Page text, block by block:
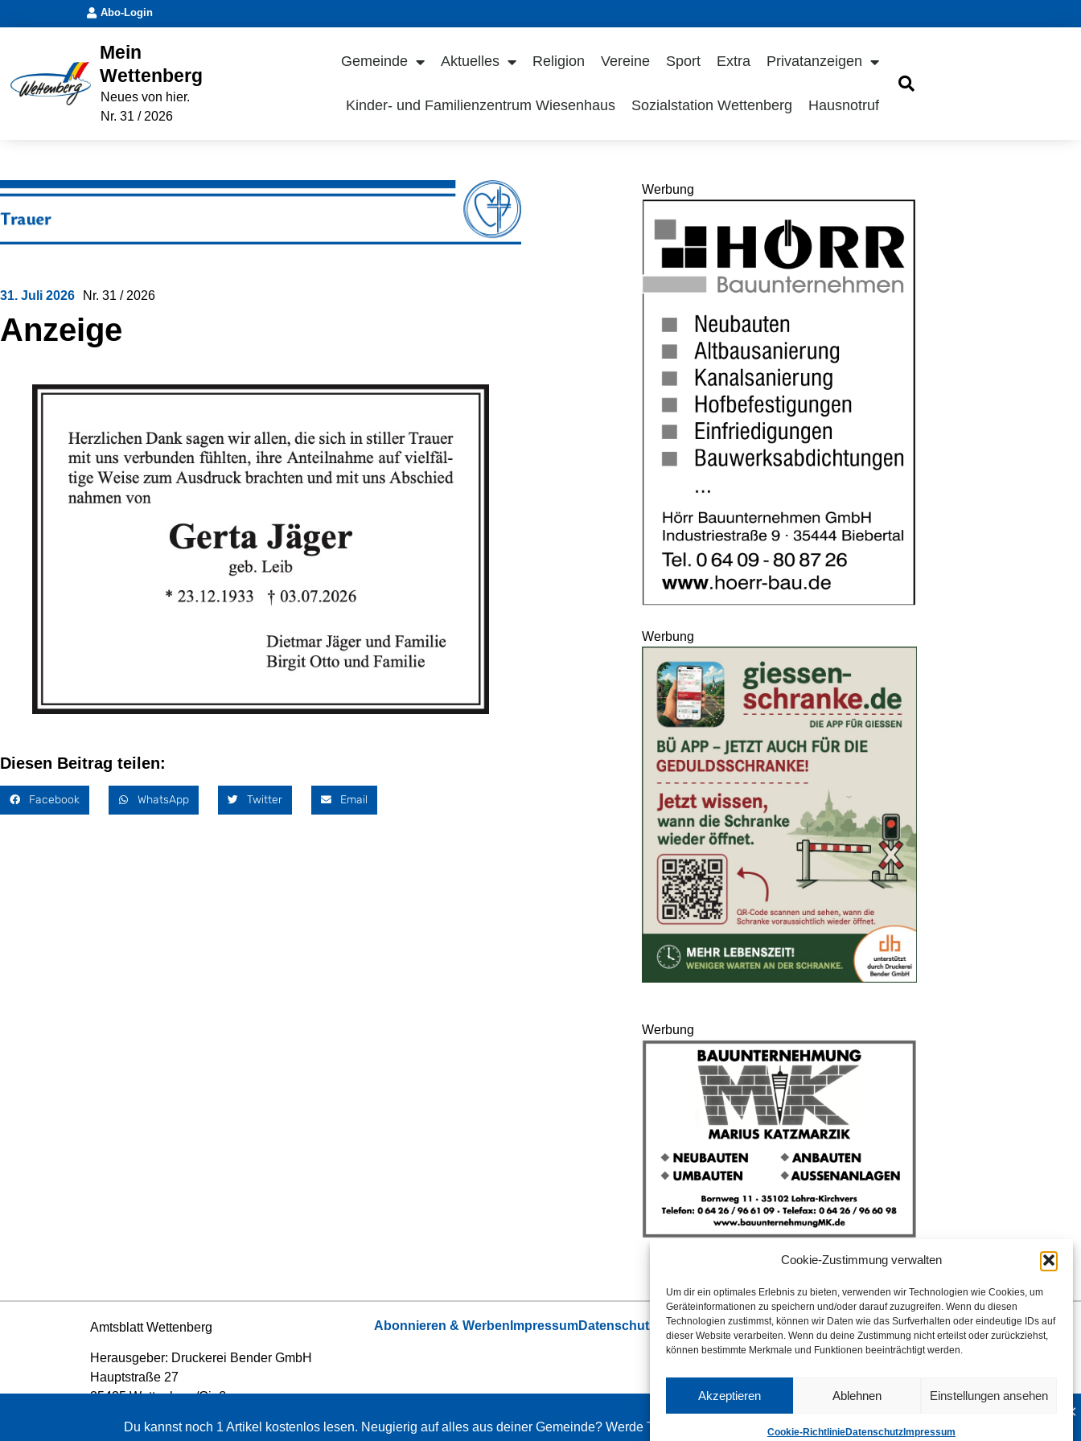
Cookie-Zustimmung verwalten
Um dir ein optimales Erlebnis zu bieten, verwenden wir Technologien wie Cookies, um
Geräteinformationen zu speichern und/oder darauf zuzugreifen. Wenn du diesen
Technologien zustimmst, können wir Daten wie das Surfverhalten oder eindeutige IDs auf
dieser Website verarbeiten. Wenn du deine Zustimmung nicht erteilst oder zurückziehst,
können bestimmte Merkmale und Funktionen beeinträchtigt werden.
Akzeptieren Ablehnen Einstellungen ansehen
Cookie-RichtlinieDatenschutzImpressum
Abo-Login
Mein
Wettenberg
Neues von hier.
Nr. 31 / 2026
Gemeinde Aktuelles Religion Vereine Sport Extra Privatanzeigen
Kinder- und Familienzentrum Wiesenhaus Sozialstation Wettenberg Hausnotruf
31. Juli 2026 Nr. 31 / 2026
Anzeige
Diesen Beitrag teilen:
Facebook WhatsApp Twitter Email
Werbung
Werbung
Werbung
×
Du kannst noch 1 Artikel kostenlos lesen. Neugierig auf alles aus deiner Gemeinde? Werde Teil des Amtsblatt Wettenberg! Weiterlesen
Amtsblatt Wettenberg
Herausgeber: Druckerei Bender GmbH
Hauptstraße 27
35435 Wettenberg/Gießen
Abonnieren & Werben ImpressumDatenschutz Cookie-Richtlinien